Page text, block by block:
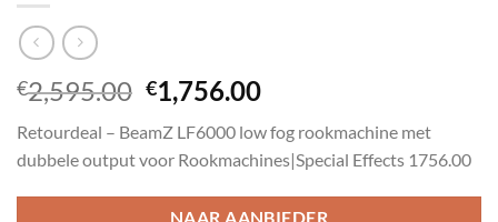
€2,595.00 Oorspronkelijke
prijs
was:
€2,595.00.
€1,756.00Huidige
is:
€1,756.00.
Retourdeal – BeamZ LF6000 low fog rookmachine met
dubbele output voor Rookmachines|Special Effects 1756.00
NAAR AANBIEDER